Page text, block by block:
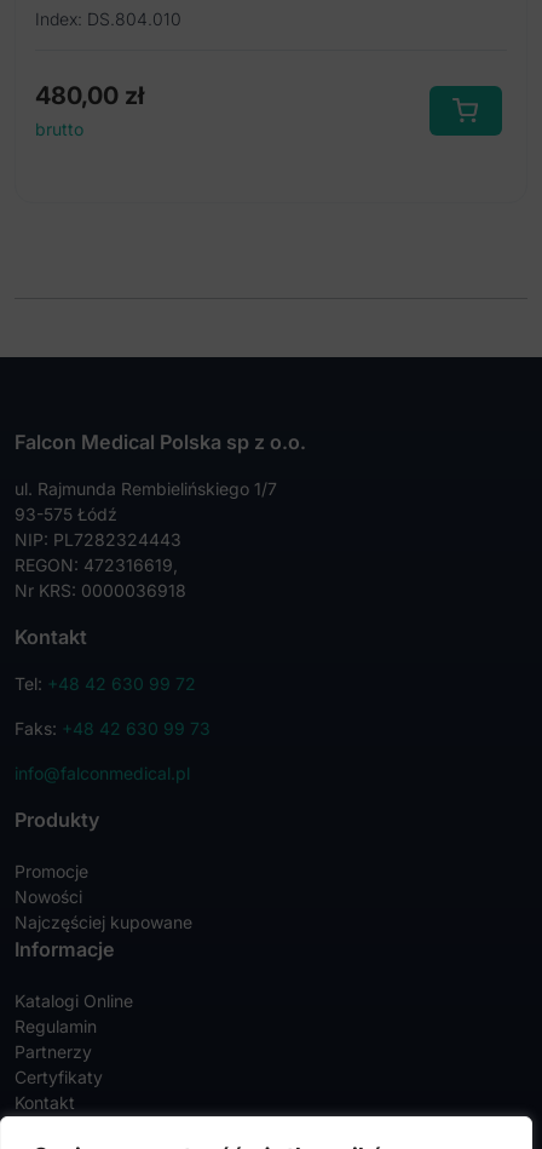
Index: DS.804.010
480,00 zł
brutto
Falcon Medical Polska sp z o.o.
ul. Rajmunda Rembielińskiego 1/7
93-575 Łódź
NIP: PL7282324443
REGON: 472316619,
Nr KRS: 0000036918
Kontakt
Tel: +48 42 630 99 72
Faks: +48 42 630 99 73
info@falconmedical.pl
Produkty
Promocje
Nowości
Najczęściej kupowane
Informacje
Katalogi Online
Regulamin
Partnerzy
Certyfikaty
Kontakt